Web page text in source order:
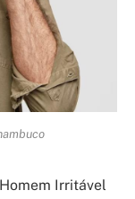
Irritável